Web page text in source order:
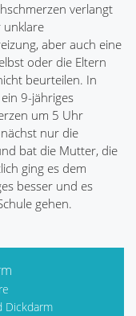
verlangt
unklare
aber auch eine
oder die Eltern
beurteilen. In
9-jähriges
um 5 Uhr
nur die
bat die Mutter, die
ging es dem
besser und es
gehen.
Dickdarm